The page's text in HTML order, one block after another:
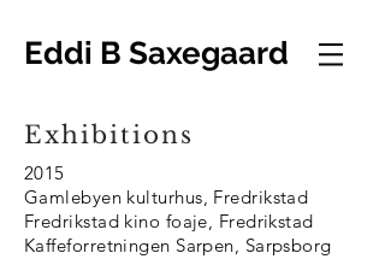
Eddi B Saxegaard
Exhibitions
2015
Gamlebyen kulturhus, Fredrikstad
Fredrikstad kino foaje, Fredrikstad
Kaffeforretningen Sarpen, Sarpsborg